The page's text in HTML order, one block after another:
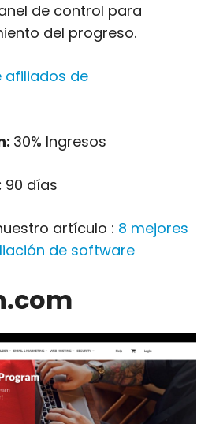
de control para
del progreso.
afiliados de
30% Ingresos
90 días
artículo : 8 mejores
de software